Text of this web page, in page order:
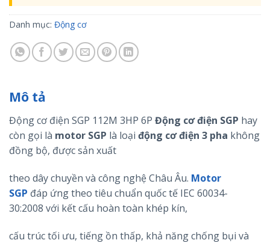
Danh mục: Động cơ
Mô tả
Động cơ điện SGP 112M 3HP 6P Động cơ điện SGP hay
còn gọi là motor SGP là loại động cơ điện 3 pha không
đồng bộ, được sản xuất
theo dây chuyền và công nghệ Châu Âu. Motor
SGP đáp ứng theo tiêu chuẩn quốc tế IEC 60034-
30:2008 với kết cấu hoàn toàn khép kín,
cấu trúc tối ưu, tiếng ồn thấp, khả năng chống bụi và